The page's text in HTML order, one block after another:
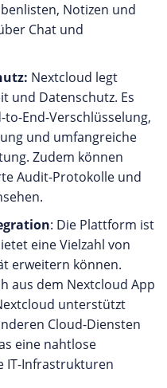
Notizen und
Chat und
Nextcloud legt
und Datenschutz. Es
End-Verschlüsselung,
und umfangreiche
Zudem können
Audit-Protokolle und
: Die Plattform ist
eine Vielzahl von
erweitern können.
aus dem Nextcloud App
unterstützt
Cloud-Diensten
eine nahtlose
IT-Infrastrukturen